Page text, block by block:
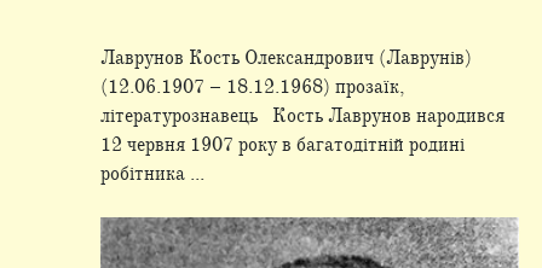
Лаврунов Кость Олександрович (Лаврунів)
(12.06.1907 – 18.12.1968) прозаїк,
літературознавець Кость Лаврунов народився
12 червня 1907 року в багатодітній родині
робітника ...